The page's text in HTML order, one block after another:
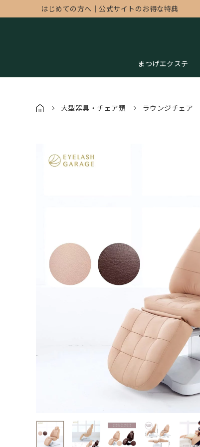
はじめての方へ 公式サイトのお得な特典
まつげエクステ
大型器具・チェア類 ラウンジチェア